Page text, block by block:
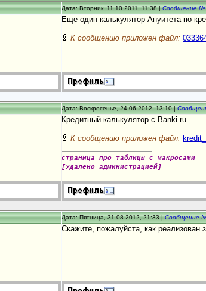
Дата: Вторник, 11.10.2011, 11:38 |Сообщение
Еще один калькулятор Ануитета по
К сообщению приложен файл:
Дата: Воскресенье, 24.06.2012, 13:10 |
Кредитный калькулятор с Banki.ru
К сообщению приложен файл:
страница про таблицы с макросами
[Удалено администрацией]
Дата: Пятница, 31.08.2012, 21:33 |Сообщение
Скажите, пожалуйста, как реализован